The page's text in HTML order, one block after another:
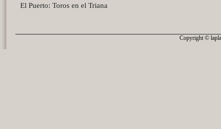
El Puerto: Toros en el Triana
Copyright ©